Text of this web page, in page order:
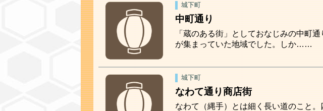
城下町
中町通り
「蔵のある街」としておなじみの中町
が集まっていた地域でした。しか……
城下町
なわて通り商店街
なわて（縄手）とは細く長い道のこと